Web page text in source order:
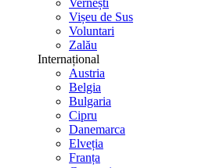
Vernești
Vișeu de Sus
Voluntari
Zalău
Internațional
Austria
Belgia
Bulgaria
Cipru
Danemarca
Elveția
Franța